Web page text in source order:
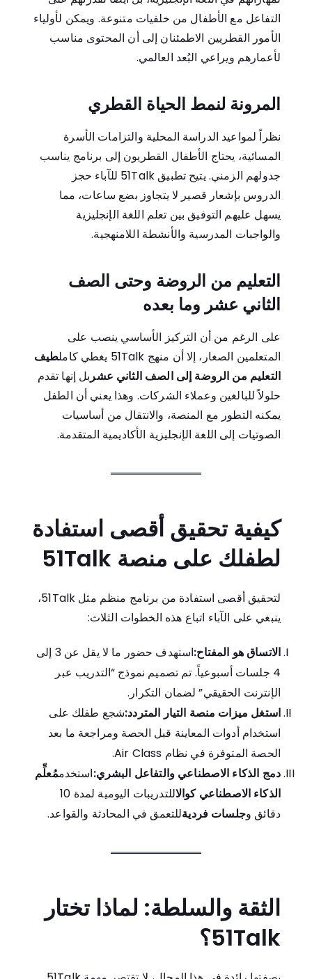
التفاعل مع الأطفال من خلفيات متنوعة. ويمكن لأولياء
الأمور القطريين الاطمئنان إلى أن المحتوى مناسب
لأعمارهم ويراعي البُعد العالمي.
المرونة لنمط الحياة القطري
نظراً لمواعيد الدراسة المحلية والتزامات الأسرة
المسائية، يحتاج الأطفال القطريون إلى برنامج يناسب
جدولهم الزمني. يتيح تطبيق 51Talk للآباء حجز
الدروس بإشعار قصير لا يتجاوز بضع ساعات، مما
يسهل عليهم التوفيق بين تعلم اللغة الإنجليزية
والواجبات المدرسية والأنشطة اللامنهجية.
التعليم من الروضة وحتى الصف
الثاني عشر وما بعده
على الرغم من أن التركيز الأساسي ينصب على
المتعلمين الصغار، إلا أن منهج 51Talk يغطي كامل
طيف
التعليم من الروضة إلى الصف الثاني عشربل إنها تقدم
حلولاً للبالغين وعملاء الشركات. وهذا يعني أن الطفل
يمكنه التطور مع المنصة، والانتقال من أساسيات
الصوتيات إلى اللغة الإنجليزية الأكاديمية المتقدمة.
كيفية تحقيق أقصى استفادة
لطفلك على منصة 51Talk
لتحقيق أقصى استفادة من برنامج منظم مثل 51Talk،
ينبغي على الآباء اتباع هذه الخطوات الثلاث:
الاتساق هو المفتاح:
استهدف حضور ما لا يقل عن 3 إلى
4 جلسات أسبوعياً. تم تصميم نموذج “التدريب عبر
الإنترنت الحقيقي” لضمان التكرار.
استغل ميزات منصة التيار المتردد:شجع طفلك على
استخدام أدوات المعاينة قبل الحصة ومراجعة ما بعد
الحصة المتوفرة في نظام Air Class.
دمج الذكاء الاصطناعي والتفاعل البشري:استخدممُعلِّم
الذكاء الاصطناعي كوالا
للتدريبات اليومية لمدة 10
دقائق وجلسات فرديةللتعمق في المحادثة والقواعد.
الثقة والسلطة: لماذا تختار
51Talk؟